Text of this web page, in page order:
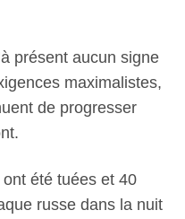
présent aucun signe
maximalistes,
de progresser
été tuées et 40
russe dans la nuit